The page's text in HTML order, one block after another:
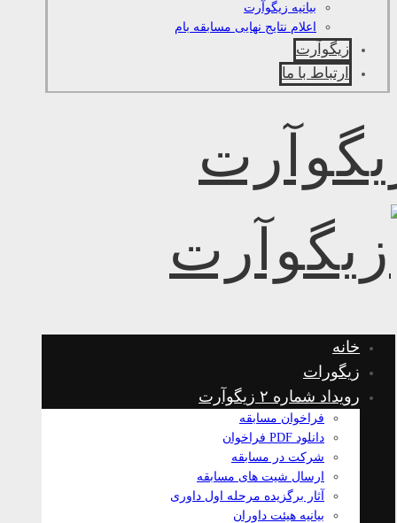
بیانیه زیگوآرت
اعلام نتایج نهایی مسابقه بام
زیگوآرت
ارتباط با ما
خانه
زیگورات
رویداد شماره ۲ زیگوآرت
فراخوان مسابقه
دانلود PDF فراخوان
شرکت در مسابقه
ارسال شیت های مسابقه
آثار برگزیده مرحله اول داوری
بیانیه هیئت داوران